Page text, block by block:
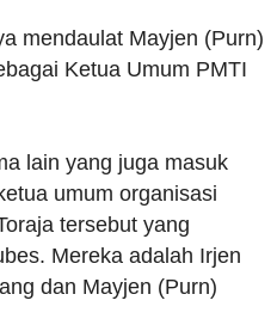
mendaulat Mayjen (Purn)
Ketua Umum PMTI
lain yang juga masuk
umum organisasi
tersebut yang
Mereka adalah Irjen
dan Mayjen (Purn)